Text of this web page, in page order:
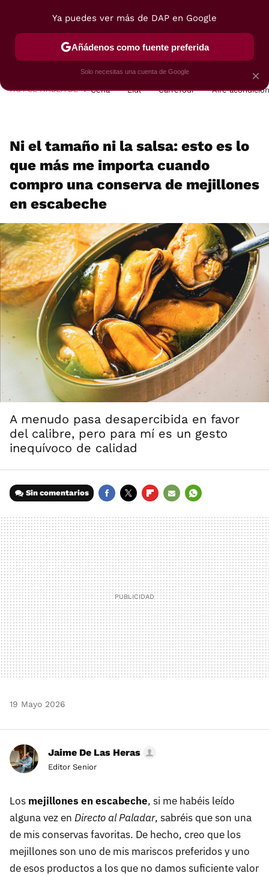
POSTRES VIAJES SELECCIÓN VEGUI
HOY SE HABLA DE Cena Lidl Carrefour Aire
Ni el tamaño ni la salsa: esto es lo
que más me importa cuando
compro una conserva de mejillones
en escabeche
A menudo pasa desapercibida en favor
del calibre, pero para mí es un gesto
inequívoco de calidad
Sin comentarios
MAIL
19 Mayo 2026
Jaime De Las Heras
Editor Senior
Los mejillones en escabeche, si me habéis leído
alguna vez en Directo al Paladar, sabréis que son una
de mis conservas favoritas. De hecho, creo que los
mejillones son uno de mis mariscos preferidos y uno
de esos productos a los que no damos suficiente valor
×
Ya puedes ver más de DAP en Google
Añádenos como fuente preferida
Solo necesitas una cuenta de Google